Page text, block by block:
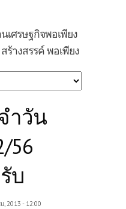
เศรษฐกิจพอเพียง
ร้างสรรค์ พอเพียง
ำวัน
56
บ
2013 - 12:00